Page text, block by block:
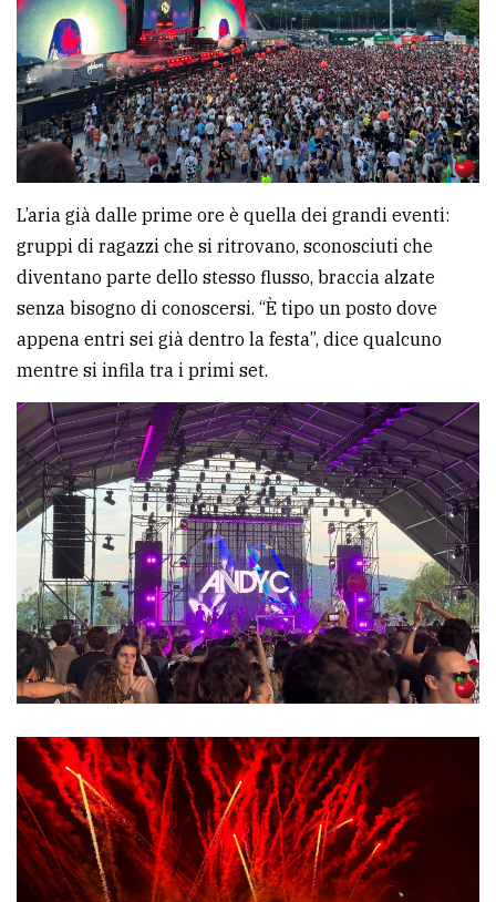
L’aria già dalle prime ore è quella dei grandi eventi:
gruppi di ragazzi che si ritrovano, sconosciuti che
diventano parte dello stesso flusso, braccia alzate
senza bisogno di conoscersi. “È tipo un posto dove
appena entri sei già dentro la festa”, dice qualcuno
mentre si infila tra i primi set.